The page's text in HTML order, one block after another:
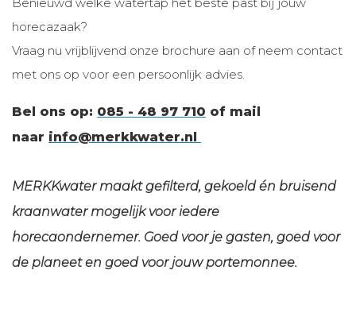
horecazaak?
Vraag nu vrijblijvend onze brochure aan of neem contact
met ons op voor een persoonlijk advies.
Bel ons op: 085 - 48 97 710 of mail
naar info@merkkwater.nl
MERKKwater maakt gefilterd, gekoeld én bruisend
kraanwater mogelijk voor iedere
horecaondernemer. Goed voor je gasten, goed voor
de planeet en goed voor jouw portemonnee.